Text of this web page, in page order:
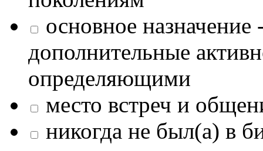
основное назначение
дополнительные
определяющими
место встреч и
никогда не был(а) в